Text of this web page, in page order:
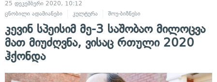
25 დეკემბერი 2020, 10:12
ცნობილი ადამიანები
კულტურა შოუ-ბიზნესი
კევინ სპეისიმ მე-3 საშობაო მილოცვა
მათ მიუძღვნა, ვისაც რთული 2020
ჰქონდა